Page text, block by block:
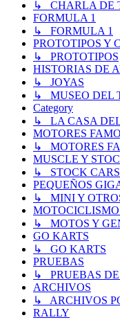
↳ CHARLA DE
FORMULA 1
↳ FORMULA 1
PROTOTIPOS Y
↳ PROTOTIPOS
HISTORIAS DE
↳ JOYAS
↳ MUSEO DEL
Category
↳ LA CASA
MOTORES
↳ MOTORES
MUSCLE Y
↳ STOCK
PEQUEÑOS
↳ MINI Y
↳ MOTOS Y
GO KARTS
↳ GO KARTS
PRUEBAS
↳ PRUEBAS DE
ARCHIVOS
↳ ARCHIVOS
RALLY